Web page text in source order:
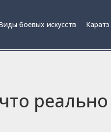
боевых искусств
реально